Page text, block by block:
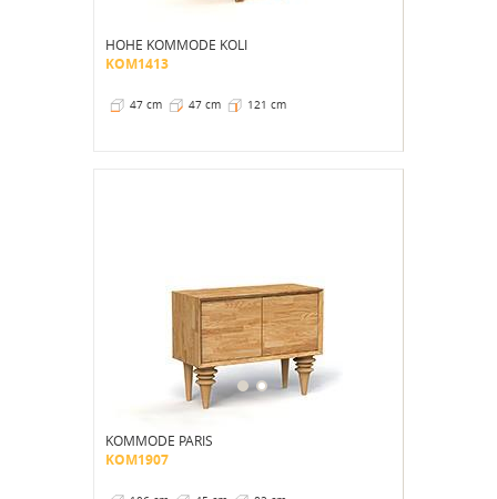
HOHE KOMMODE KOLI
KOM1413
47 cm 47 cm 121 cm
KOMMODE PARIS
KOM1907